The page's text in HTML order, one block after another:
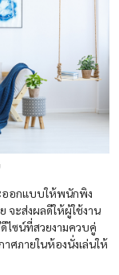
ออกแบบให้พนักพิง
จะส่งผลดีให้ผู้ใช้งาน
ไซน์ที่สวยงามควบคู่
ศภายในห้องนั่งเล่นให้